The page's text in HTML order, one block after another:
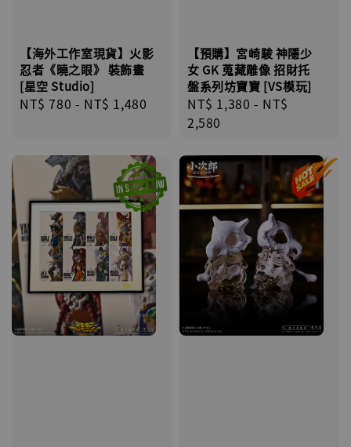
【海外工作室現貨】火影
忍者《曉之眼》 裝飾畫
[星空 Studio]
Regular
NT$ 780 - NT$ 1,480
【預購】宮崎駿 神隱少
女 GK 蒐藏雕像 招財托
盤系列坊寶寶 [VS模玩]
Regular
price
NT$ 1,380 - NT$
2,580